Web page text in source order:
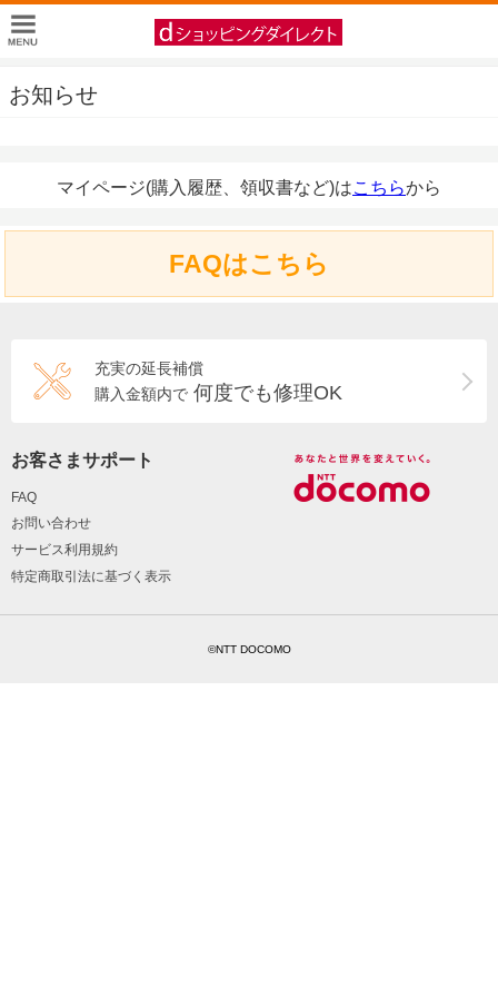
お知らせ
マイページ(購入履歴、領収書など)はこちらから
FAQはこちら
充実の延長補償
購入金額内で 何度でも修理OK
お客さまサポート
FAQ
お問い合わせ
サービス利用規約
特定商取引法に基づく表示
©NTT DOCOMO